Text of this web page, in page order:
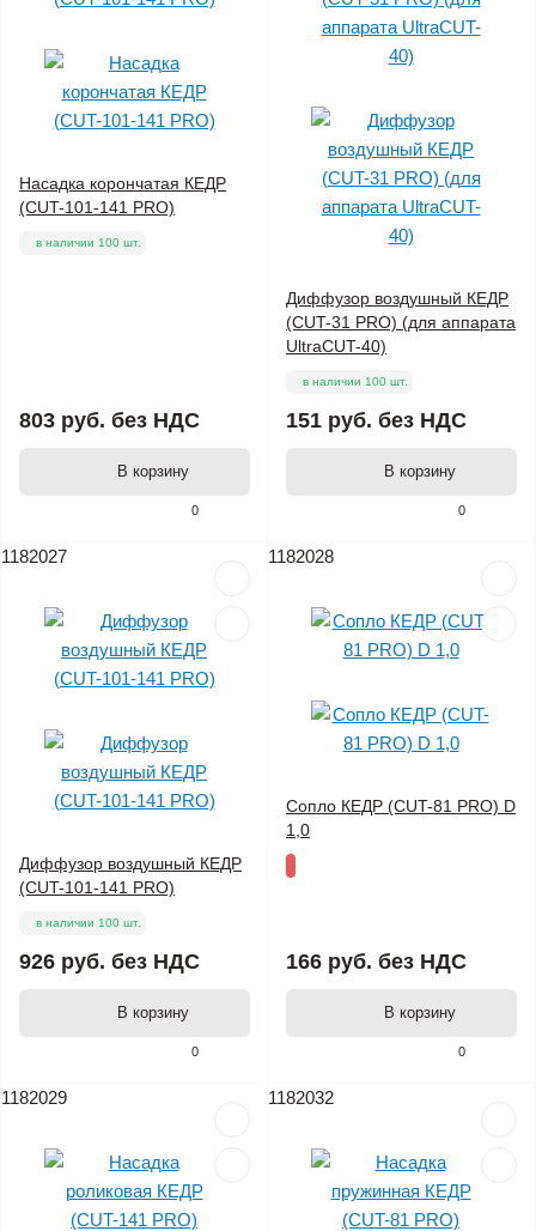
0
Насадка корончатая КЕДР
(CUT-101-141 PRO)
в наличии 100 шт.
803 руб. без НДС
В корзину
0
Диффузор воздушный КЕДР
(CUT-31 PRO) (для аппарата
UltraCUT-40)
в наличии 100 шт.
151 руб. без НДС
В корзину
1182027
0
Диффузор воздушный КЕДР
(CUT-101-141 PRO)
в наличии 100 шт.
926 руб. без НДС
В корзину
1182028
0
Сопло КЕДР (CUT-81 PRO) D
1,0
166 руб. без НДС
В корзину
1182029 1182032